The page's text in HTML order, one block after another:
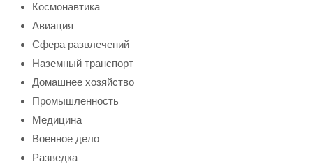
Космонавтика
Авиация
Сфера развлечений
Наземный транспорт
Домашнее хозяйство
Промышленность
Медицина
Военное дело
Разведка